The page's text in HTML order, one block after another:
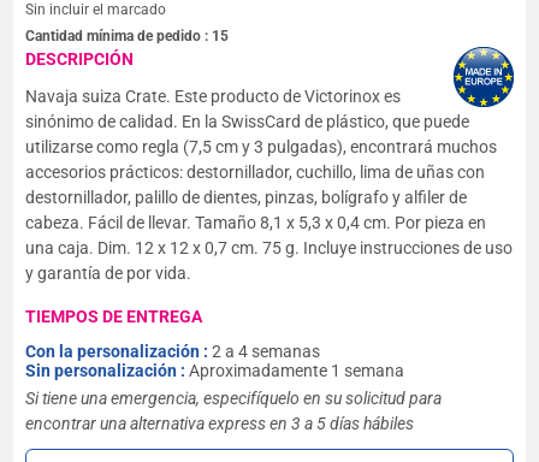
Sin incluir el marcado
Cantidad mínima de pedido : 15
DESCRIPCIÓN
Navaja suiza Crate. Este producto de Victorinox es
sinónimo de calidad. En la SwissCard de plástico, que puede
utilizarse como regla (7,5 cm y 3 pulgadas), encontrará muchos
accesorios prácticos: destornillador, cuchillo, lima de uñas con
destornillador, palillo de dientes, pinzas, bolígrafo y alfiler de
cabeza. Fácil de llevar. Tamaño 8,1 x 5,3 x 0,4 cm. Por pieza en
una caja. Dim. 12 x 12 x 0,7 cm. 75 g. Incluye instrucciones de uso
y garantía de por vida.
TIEMPOS DE ENTREGA
Con la personalización :2 a 4 semanas
Sin personalización :Aproximadamente 1 semana
Si tiene una emergencia, especifíquelo en su solicitud para
encontrar una alternativa express en 3 a 5 días hábiles